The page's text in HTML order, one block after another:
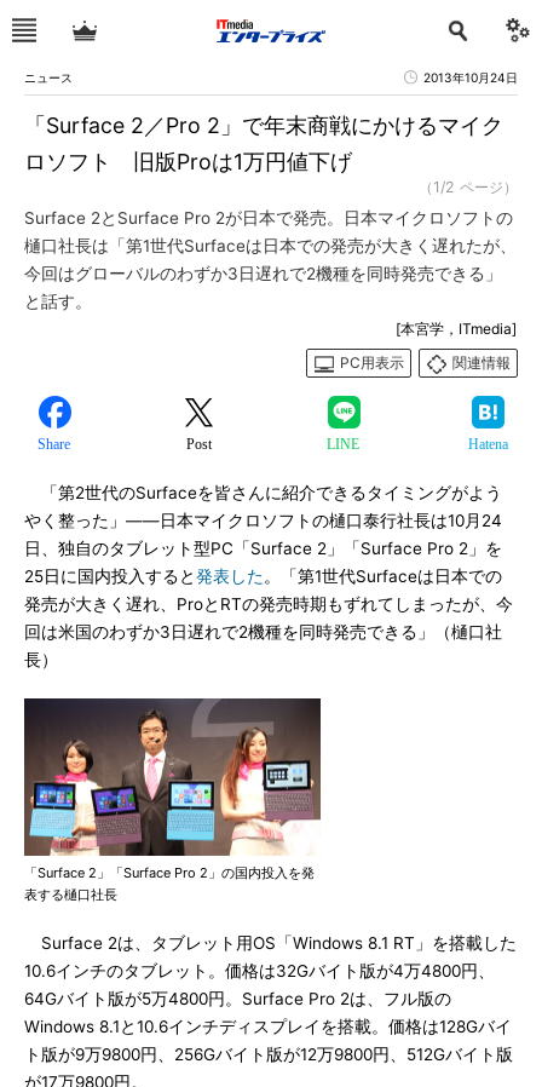
ニュース 2013年10月24日
「Surface 2／Pro 2」で年末商戦にかけるマイク
ロソフト 旧版Proは1万円値下げ
（1/2 ページ）
Surface 2とSurface Pro 2が日本で発売。日本マイクロソフトの
樋口社長は「第1世代Surfaceは日本での発売が大きく遅れたが、
今回はグローバルのわずか3日遅れで2機種を同時発売できる」
と話す。
[本宮学，ITmedia]
PC用表示
関連情報
Share Post LINE Hatena
「第2世代のSurfaceを皆さんに紹介できるタイミングがよう
やく整った」――日本マイクロソフトの樋口泰行社長は10月24
日、独自のタブレット型PC「Surface 2」「Surface Pro 2」を
25日に国内投入すると発表した。「第1世代Surfaceは日本での
発売が大きく遅れ、ProとRTの発売時期もずれてしまったが、今
回は米国のわずか3日遅れで2機種を同時発売できる」（樋口社
長）
「Surface 2」「Surface Pro 2」の国内投入を発
表する樋口社長
Surface 2は、タブレット用OS「Windows 8.1 RT」を搭載した
10.6インチのタブレット。価格は32Gバイト版が4万4800円、
64Gバイト版が5万4800円。Surface Pro 2は、フル版の
Windows 8.1と10.6インチディスプレイを搭載。価格は128Gバイ
ト版が9万9800円、256Gバイト版が12万9800円、512Gバイト版
が17万9800円。